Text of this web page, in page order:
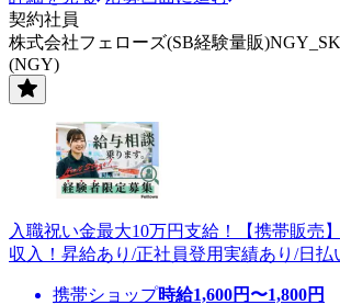
契約社員
株式会社フェローズ(SB経験量販
(NGY)
入職祝い金最大10万円支給！【携帯販売
収入！昇給あり/正社員登用実績あり/日払
携帯ショップ時給1,600円〜1,800円